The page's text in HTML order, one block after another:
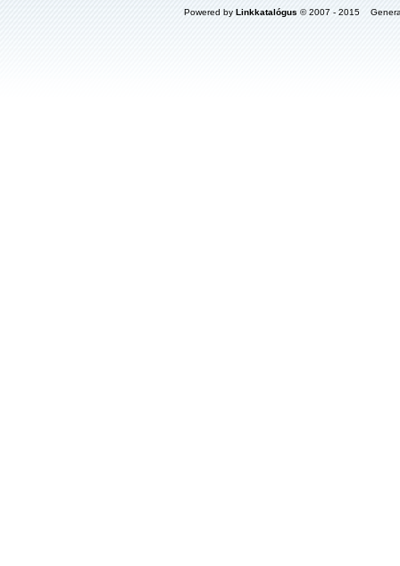
Powered by Linkkatalógus © 2007 - 2015